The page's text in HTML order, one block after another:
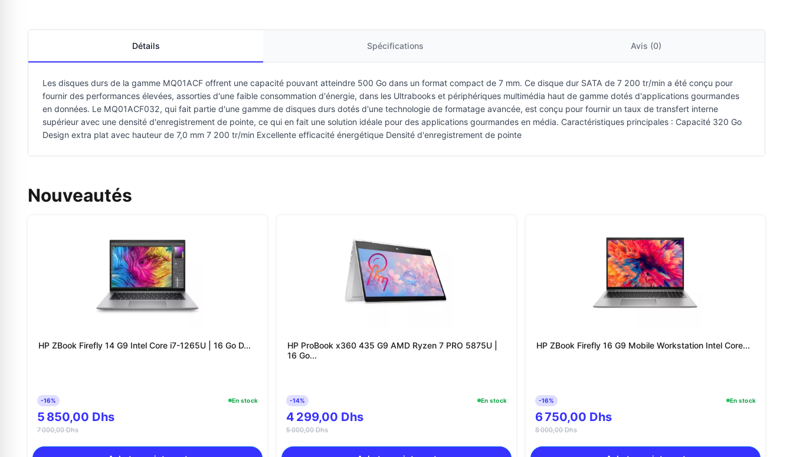
Détails Spécifications Avis (0)
Les disques durs de la gamme MQ01ACF offrent une capacité pouvant atteindre 500 Go dans un format compact de 7 mm. Ce disque dur SATA de 7 200 tr/min a été conçu pour
fournir des performances élevées, assorties d'une faible consommation d'énergie, dans les Ultrabooks et périphériques multimédia haut de gamme dotés d'applications gourmandes
en données. Le MQ01ACF032, qui fait partie d'une gamme de disques durs dotés d'une technologie de formatage avancée, est conçu pour fournir un taux de transfert interne
supérieur avec une densité d'enregistrement de pointe, ce qui en fait une solution idéale pour des applications gourmandes en média. Caractéristiques principales : Capacité 320 Go
Design extra plat avec hauteur de 7,0 mm 7 200 tr/min Excellente efficacité énergétique Densité d'enregistrement de pointe
Nouveautés
HP ZBook Firefly 14 G9 Intel Core i7-1265U | 16 Go D...
-16% En stock
5 850,00 Dhs
7 000,00 Dhs
HP ProBook x360 435 G9 AMD Ryzen 7 PRO 5875U |
16 Go...
-14% En stock
4 299,00 Dhs
5 000,00 Dhs
HP ZBook Firefly 16 G9 Mobile Workstation Intel Core...
-16% En stock
6 750,00 Dhs
8 000,00 Dhs